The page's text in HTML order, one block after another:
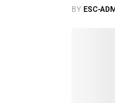
BYESC-